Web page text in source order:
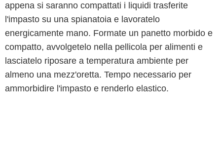
appena si saranno compattati i liquidi trasferite
l'impasto su una spianatoia e lavoratelo
energicamente mano. Formate un panetto morbido e
compatto, avvolgetelo nella pellicola per alimenti e
lasciatelo riposare a temperatura ambiente per
almeno una mezz'oretta. Tempo necessario per
ammorbidire l'impasto e renderlo elastico.